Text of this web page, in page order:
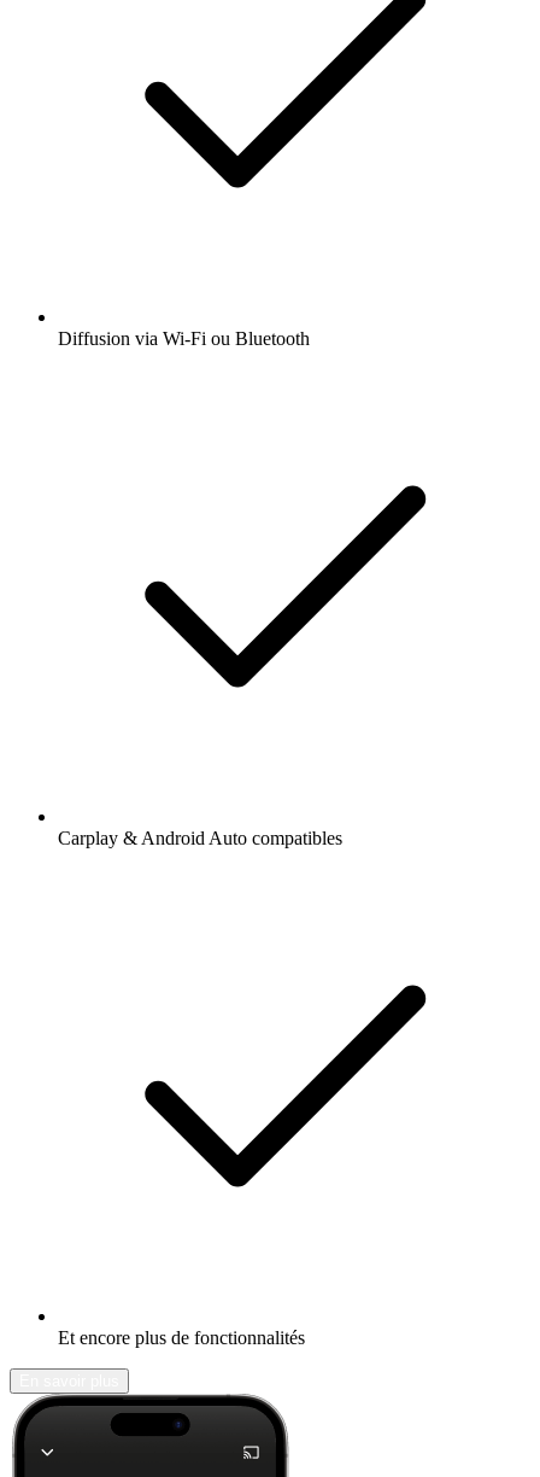
Diffusion via Wi-Fi ou Bluetooth
Carplay & Android Auto compatibles
Et encore plus de fonctionnalités